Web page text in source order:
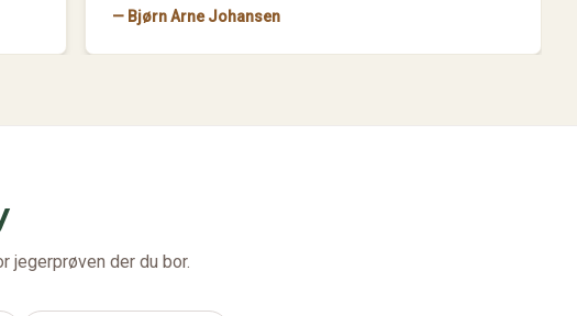
— Bjørn Arne Johansen
jegerprøven der du bor.